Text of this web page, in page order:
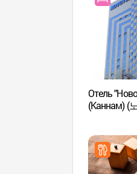
Отель
(Каннам) (